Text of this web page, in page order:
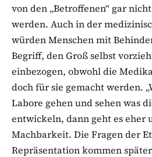
von den „Betroffenen“ gar
werden. Auch in der
würden Menschen mit
Begriff, den Groß selbst
einbezogen, obwohl die
doch für sie gemacht werden.
Labore gehen und sehen was
entwickeln, dann geht es eher
Machbarkeit. Die Fragen der
Repräsentation kommen